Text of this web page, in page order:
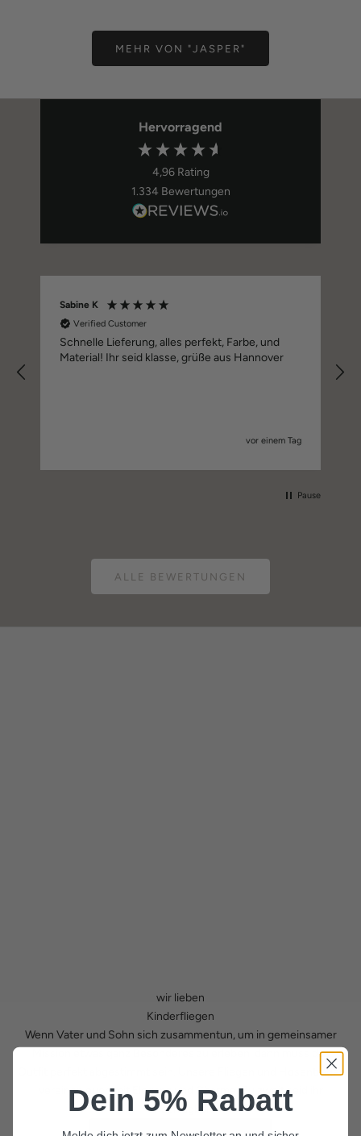
MEHR VON "JASPER"
Hervorragend
4,96 Rating
1.334 Bewertungen
Sabine K
Verified Customer
Schnelle Lieferung, alles perfekt, Farbe, und
Material! Ihr seid klasse, grüße aus Hannover
vor einem Tag
Pause
ALLE BEWERTUNGEN
wir lieben
Kinderfliegen
Wenn Vater und Sohn sich zusammentun, um in gemeinsamer
Mission etwas ganz Besonderes zu erleben, dann muss das
Outfit perfekt abgestimmt sein. Unsere Fliegen und Hosenträger
vereinen euch mit Eleganz und Charme. Zu zweit seid ihr
unschlagbar.
Dein 5% Rabatt